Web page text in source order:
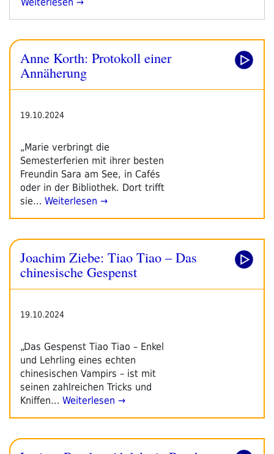
Anne Korth: Protokoll einer
Annäherung
19.10.2024
„Marie verbringt die
Semesterferien mit ihrer besten
Freundin Sara am See, in Cafés
oder in der Bibliothek. Dort trifft
sie… Weiterlesen →
Joachim Ziebe: Tiao Tiao – Das
chinesische Gespenst
19.10.2024
„Das Gespenst Tiao Tiao – Enkel
und Lehrling eines echten
chinesischen Vampirs – ist mit
seinen zahlreichen Tricks und
Kniffen… Weiterlesen →